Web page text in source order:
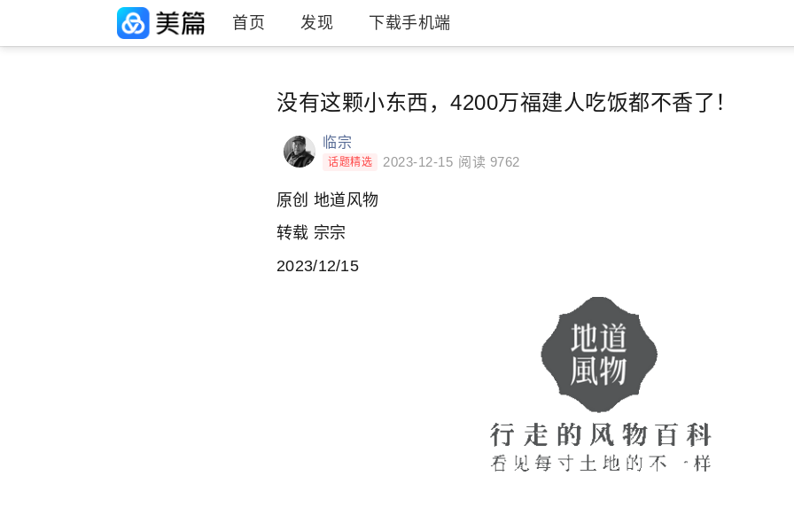
首页 发现 下载手机端
没有这颗小东西，4200万福建人吃饭都不香了！
临宗
话题精选 2023-12-15 阅读 9762
原创 地道风物
转载 宗宗
2023/12/15